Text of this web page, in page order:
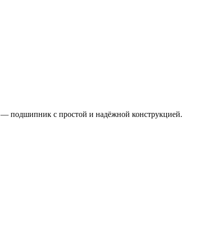
— подшипник с простой и надёжной конструкцией.